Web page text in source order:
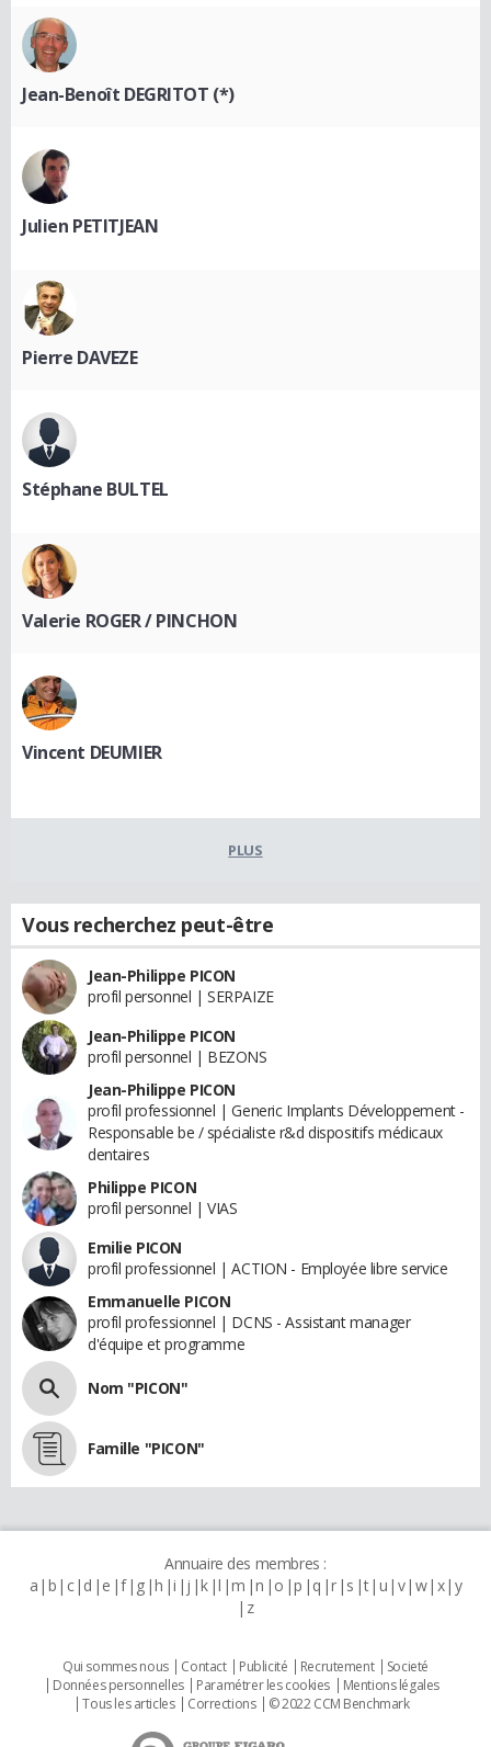
Jean-Benoît DEGRITOT (*)
Julien PETITJEAN
Pierre DAVEZE
Stéphane BULTEL
Valerie ROGER / PINCHON
Vincent DEUMIER
PLUS
Vous recherchez peut-être
Jean-Philippe PICON
profil personnel | SERPAIZE
Jean-Philippe PICON
profil personnel | BEZONS
Jean-Philippe PICON
profil professionnel | Generic Implants Développement -
Responsable be / spécialiste r&d dispositifs médicaux
dentaires
Philippe PICON
profil personnel | VIAS
Emilie PICON
profil professionnel | ACTION - Employée libre service
Emmanuelle PICON
profil professionnel | DCNS - Assistant manager
d'équipe et programme
Nom "PICON"
Famille "PICON"
Annuaire des membres :
a b c d e f g h i j k l m n o p q r s t u v w x y
z
Qui sommes nous Contact Publicité Recrutement
Societé
Données personnelles
Paramétrer les cookies
Mentions légales
Tous les articles
Corrections © 2022 CCM Benchmark